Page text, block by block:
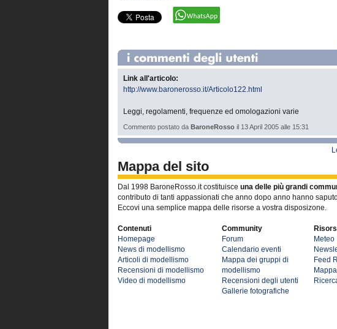
Link all'articolo:
http://www.baronerosso.it/Articolo122.html
Leggi, regolamenti, frequenze ed omologazioni varie
Commento postato da BaroneRosso il 13 April 2005 alle 15:31
Mappa del sito
Dal 1998 BaroneRosso.it costituisce una delle più grandi
contributo di tanti appassionati che anno dopo anno hanno
Eccovi una semplice mappa delle risorse a vostra disposizone.
Contenuti
Homepage
News di modellismo
Articoli di modellismo
Recensioni di modellismo
Video di modellismo
Community
Forum
Calendario eventi
Mappa dei gruppi di
modellismo
Recensioni degli utenti
Gallerie fotografiche
Meteo
Feed